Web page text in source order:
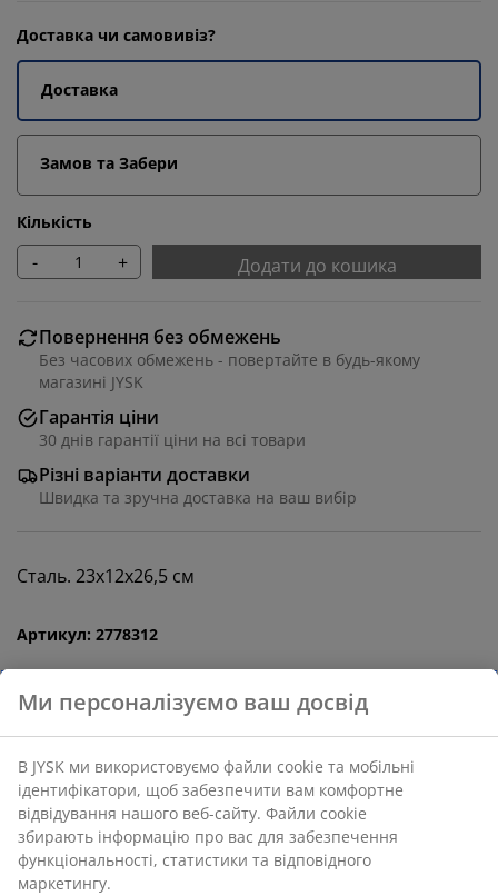
Доставка чи самовивіз?
Доставка
Замов та Забери
Кількість
- + Додати до кошика
Повернення без обмежень
Без часових обмежень - повертайте в будь-якому
магазині JYSK
Гарантія ціни
30 днів гарантії ціни на всі товари
Різні варіанти доставки
Швидка та зручна доставка на ваш вибір
Сталь. 23х12х26,5 см
Артикул: 2778312
Характеристики
Відгуки
(4)
Ми персоналізуємо ваш досвід
В JYSK ми використовуємо файли cookie та мобільні
ідентифікатори, щоб забезпечити вам комфортне
відвідування нашого веб-сайту. Файли cookie
збирають інформацію про вас для забезпечення
функціональності, статистики та відповідного
маркетингу.